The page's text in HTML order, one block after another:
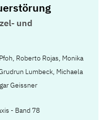
und
, Roberto Rojas, Monika
Lumbeck, Michaela
Geissner
- Band 78